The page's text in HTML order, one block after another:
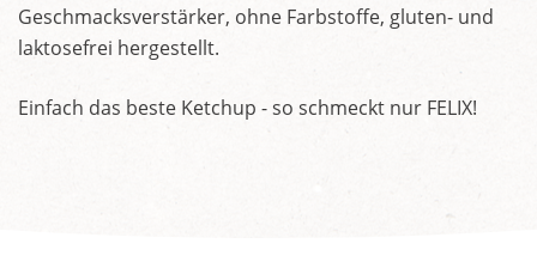
Geschmacksverstärker, ohne Farbstoffe, gluten- und
laktosefrei hergestellt.
Einfach das beste Ketchup - so schmeckt nur FELIX!